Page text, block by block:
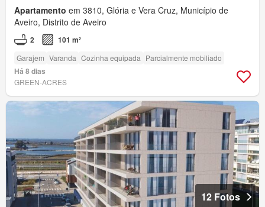
Apartamento em 3810, Glória e Vera Cruz, Município de
Aveiro, Distrito de Aveiro
2 101 m²
Garajem Varanda Cozinha equipada Parcialmente mobiliado
Há 8 dias
GREEN-ACRES
12 Fotos